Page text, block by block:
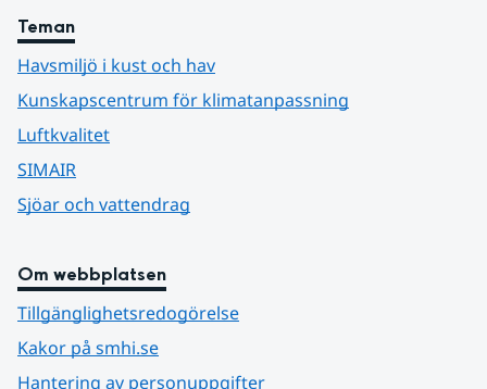
Teman
Havsmiljö i kust och hav
Kunskapscentrum för klimatanpassning
Luftkvalitet
SIMAIR
Sjöar och vattendrag
Om webbplatsen
Tillgänglighetsredogörelse
Kakor på smhi.se
Hantering av personuppgifter